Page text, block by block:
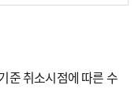
준 취소시점에 따른 수